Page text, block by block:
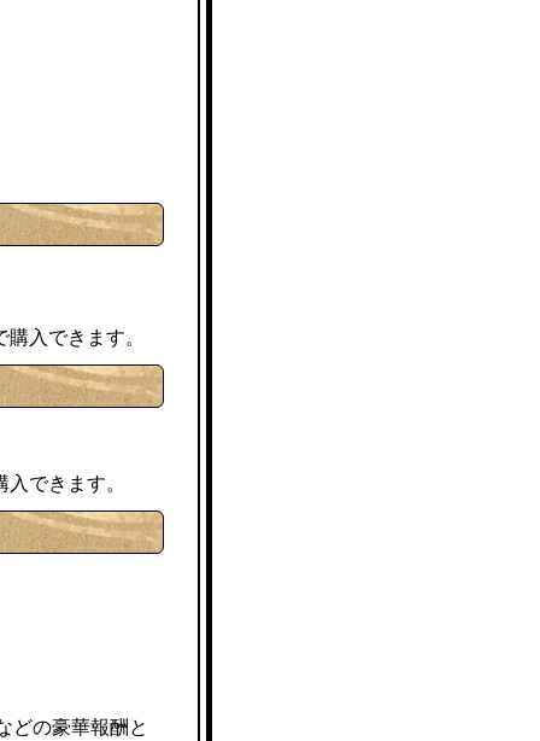
入できます。
できます。
どの豪華報酬と